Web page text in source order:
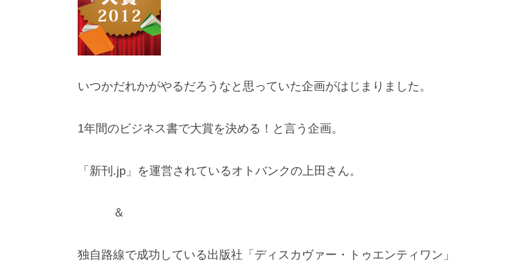
m
r
m
いつかだれかがやるだろうなと思っていた企画がはじまりました。
1年間のビジネス書で大賞を決める！と言う企画。
「新刊.jp」を運営されているオトバンクの上田さん。
＆
独自路線で成功している出版社「ディスカヴァー・トゥエンティワン」